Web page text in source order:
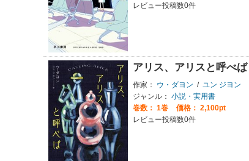
レビュー投稿数0件
アリス、アリスと呼べば
作家： ウ・ダヨン /
ユン ジヨン
ジャンル： 小説・実用書
巻数： 1巻
価格： 2,100pt
レビュー投稿数0件